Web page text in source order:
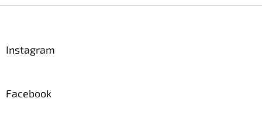
Instagram
Facebook